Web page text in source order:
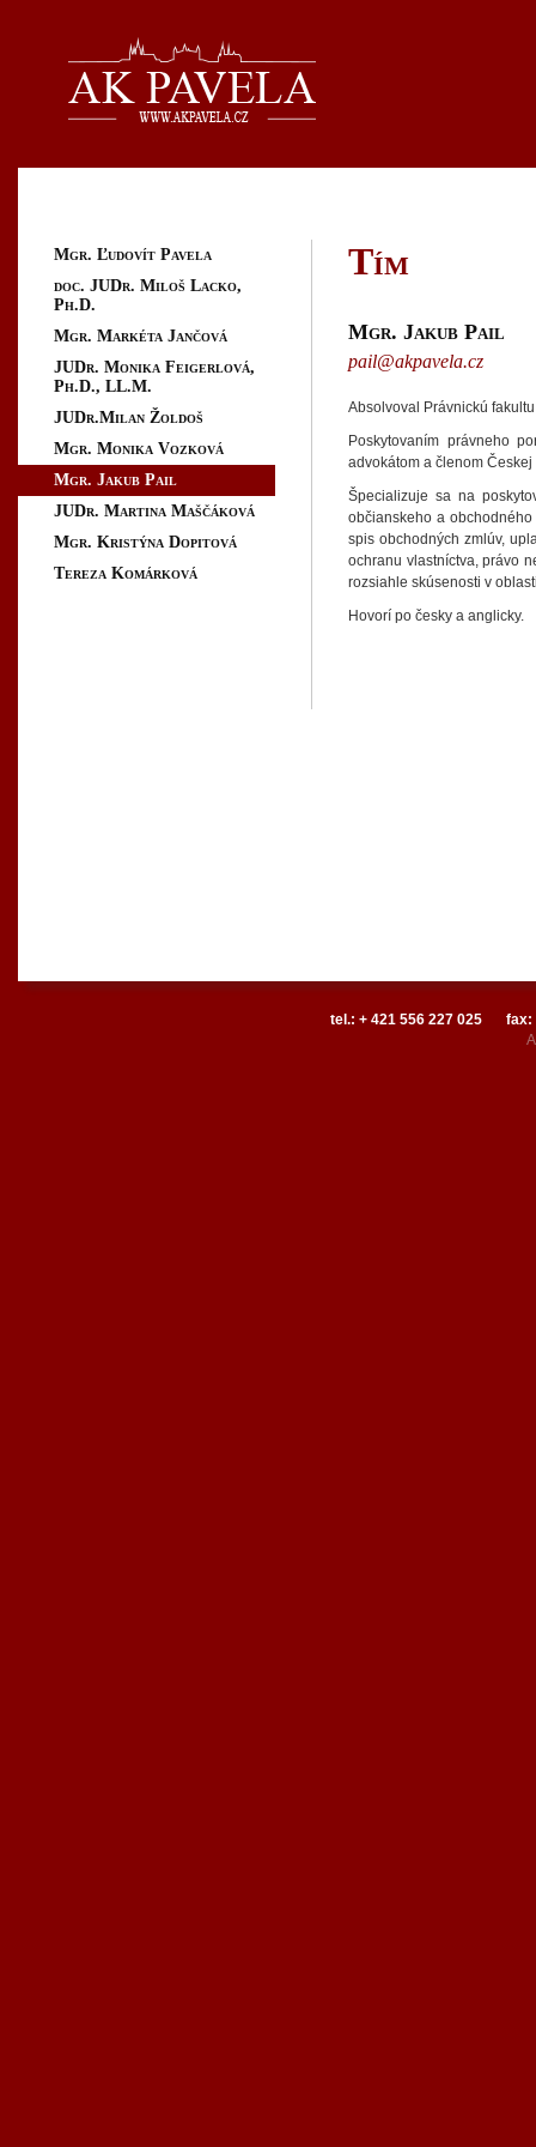
Mgr. Ľudovít Pavela
doc. JUDr. Miloš Lacko,
Ph.D.
Mgr. Markéta Jančová
JUDr. Monika Feigerlová,
Ph.D., LL.M.
JUDr.Milan Žoldoš
Mgr. Monika Vozková
Mgr. Jakub Pail
JUDr. Martina Maščáková
Mgr. Kristýna Dopitová
Tereza Komárková
Tím
Mgr. Jakub Pail
pail@akpavela.cz
Absolvoval Právnickú
Poskytovaním právneho
advokátom a členom
Špecializuje sa na
občianskeho a
spis obchodných zmlúv,
ochranu vlastníctva, právo
rozsiahle skúsenosti v
Hovorí po česky a anglicky.
tel.: + 421 556 227 025
fax: